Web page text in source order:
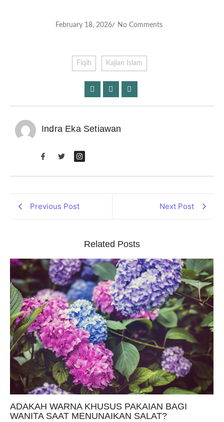
February 18, 2026/ No Comments
Fiqih Kajian Islam
Indra Eka Setiawan
Previous Post Next Post
Related Posts
ADAKAH WARNA KHUSUS PAKAIAN BAGI
WANITA SAAT MENUNAIKAN SALAT?